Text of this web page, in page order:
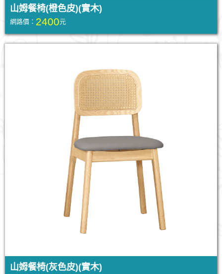
山姆餐椅(橙色皮)(實木)
網路價： 2400元
山姆餐椅(灰色皮)(實木)